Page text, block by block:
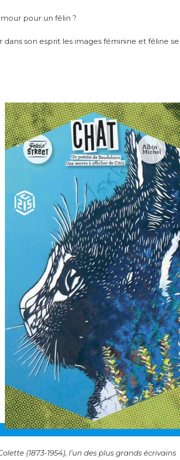
pour un félin ?
son esprit les images féminine et féline se
(1873-1954), l’un des plus grands écrivains